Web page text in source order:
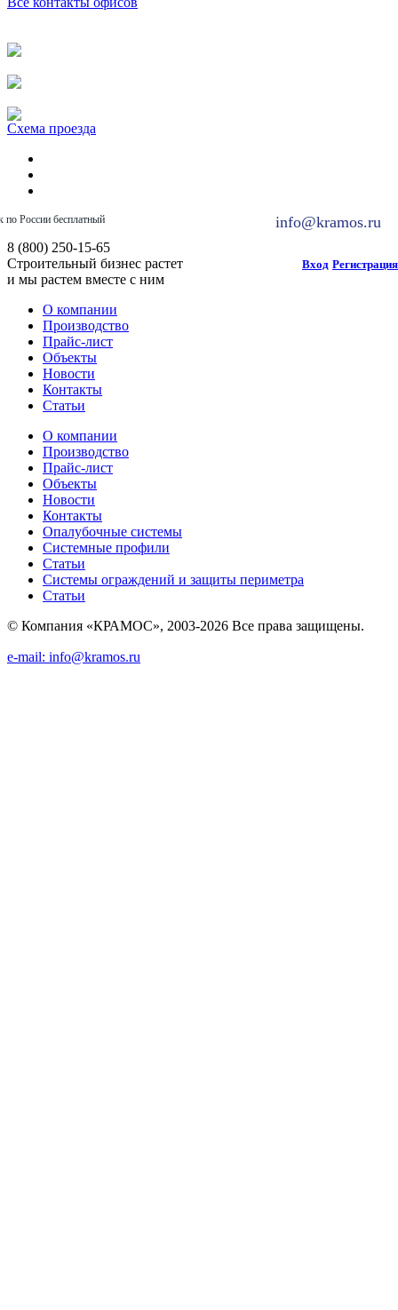
Схема проезда
info@kramos.ru
по России бесплатный
8 (800) 250-15-65
Вход Регистрация
Строительный бизнес растет
и мы растем вместе с ним
О компании
Производство
Прайс-лист
Объекты
Новости
Контакты
Статьи
О компании
Производство
Прайс-лист
Объекты
Новости
Контакты
Опалубочные системы
Системные профили
Статьи
Системы ограждений и защиты периметра
Статьи
© Компания «КРАМОС», 2003-2026 Все права защищены.
e-mail: info@kramos.ru